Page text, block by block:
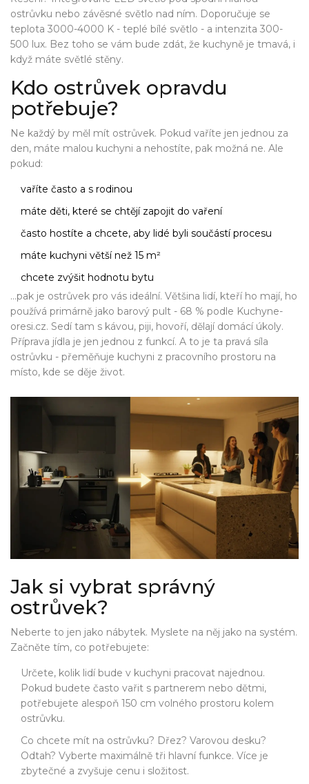
ostrůvku nebo závěsné světlo nad ním. Doporučuje se
teplota 3000-4000 K - teplé bílé světlo - a intenzita 300-
500 lux. Bez toho se vám bude zdát, že kuchyně je tmavá, i
když máte světlé stěny.
Kdo ostrůvek opravdu
potřebuje?
Ne každý by měl mít ostrůvek. Pokud vaříte jen jednou za
den, máte malou kuchyni a nehostíte, pak možná ne. Ale
pokud:
vaříte často a s rodinou
máte děti, které se chtějí zapojit do vaření
často hostíte a chcete, aby lidé byli součástí procesu
máte kuchyni větší než 15 m²
chcete zvýšit hodnotu bytu
…pak je ostrůvek pro vás ideální. Většina lidí, kteří ho mají, ho
používá primárně jako barový pult - 68 % podle Kuchyne-
oresi.cz. Sedí tam s kávou, piji, hovoří, dělají domácí úkoly.
Příprava jídla je jen jednou z funkcí. A to je ta pravá síla
ostrůvku - přeměňuje kuchyni z pracovního prostoru na
místo, kde se děje život.
Jak si vybrat správný
ostrůvek?
Neberte to jen jako nábytek. Myslete na něj jako na systém.
Začněte tím, co potřebujete:
Určete, kolik lidí bude v kuchyni pracovat najednou.
Pokud budete často vařit s partnerem nebo dětmi,
potřebujete alespoň 150 cm volného prostoru kolem
ostrůvku.
Co chcete mít na ostrůvku? Dřez? Varovou desku?
Odtah? Vyberte maximálně tři hlavní funkce. Více je
zbytečné a zvyšuje cenu i složitost.